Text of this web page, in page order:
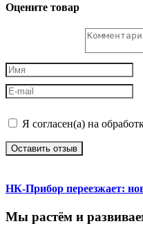
Оцените товар
Я согласен(а) на
Оставить отзыв
НК-Прибор переезжает:
Мы растём и